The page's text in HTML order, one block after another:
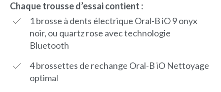
Chaque trousse d’essai contient :
1 brosse à dents électrique Oral-B iO 9 onyx
noir, ou quartz rose avec technologie
Bluetooth
4 brossettes de rechange Oral-B iO Nettoyage
optimal